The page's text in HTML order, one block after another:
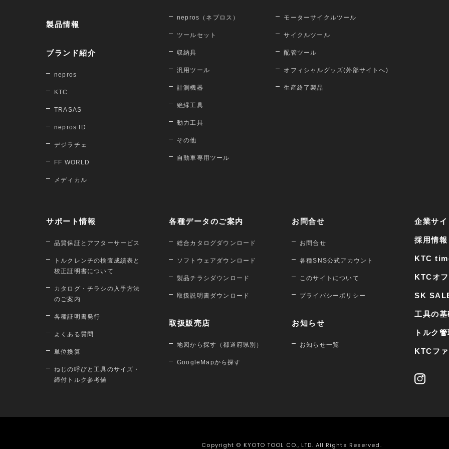
製品情報
ブランド紹介
nepros
KTC
TRASAS
nepros ID
デジラチェ
FF WORLD
メディカル
nepros（ネプロス）
ツールセット
収納具
汎用ツール
計測機器
絶縁工具
動力工具
その他
自動車専用ツール
モーターサイクルツール
サイクルツール
配管ツール
オフィシャルグッズ(外部サイトへ)
生産終了製品
サポート情報
品質保証とアフターサービス
トルクレンチの検査成績表と
校正証明書について
カタログ・チラシの入手方法
のご案内
各種証明書発行
よくある質問
単位換算
ねじの呼びと工具のサイズ・
締付トルク参考値
各種データのご案内
総合カタログダウンロード
ソフトウェアダウンロード
製品チラシダウンロード
取扱説明書ダウンロード
取扱販売店
地図から探す（都道府県別）
GoogleMapから探す
お問合せ
お問合せ
各種SNS公式アカウント
このサイトについて
プライバシーポリシー
お知らせ
お知らせ一覧
企業サイ
採用情報
KTC
KTCオ
SK
工具の
トルク
KTCフ
Copyright © KYOTO TOOL CO., LTD. All Rights Reserved.